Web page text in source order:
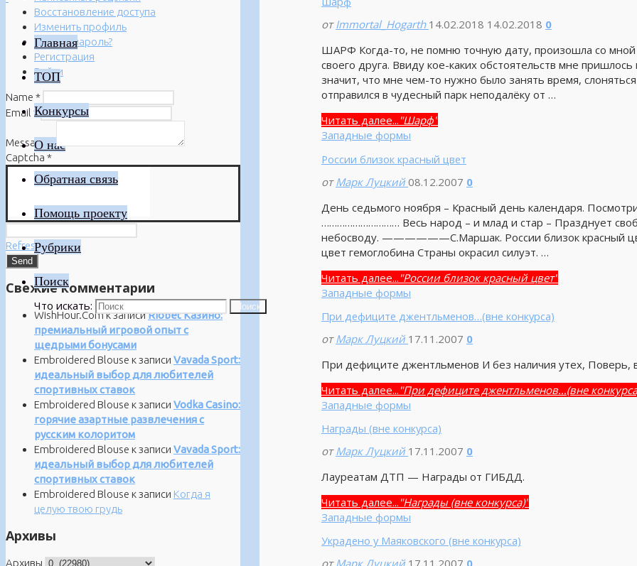
Главная
ТОП
Конкурсы
О нас
Обратная связь
Помощь проекту
Рубрики
Поиск
Что искать: Поиск
от Immortal_Hogarth 14.02.2018 14.02.2018 0
ШАРФ Когда-то, не помню точную дату, произошла со мной
своего друга. Ввиду кое-каких обстоятельств мне
значит, что мне чем-то нужно было занять время,
отправился в чудесный парк неподалёку от …
Читать далее... "Шарф"
Западные формы
России близок красный цвет
от Марк Луцкий 08.12.2007 0
День седьмого ноября – Красный день календаря.
………………………… Весь народ – и млад и стар – Празднует
небосводу. ——————С.Маршак. России близок красный
цвет гемоглобина Страны окрасил силуэт. …
Читать далее... "России близок красный цвет"
Западные формы
При дефиците джентльменов…(вне конкурса)
от Марк Луцкий 17.11.2007 0
При дефиците джентльменов И без наличия утех, Поверь,
Читать далее... "При дефиците джентльменов…(вне
Западные формы
Награды (вне конкурса)
от Марк Луцкий 17.11.2007 0
Лауреатам ДТП — Награды от ГИБДД.
Читать далее... "Награды (вне конкурса)"
Западные формы
Украдено у Маяковского (вне конкурса)
Восстановление доступа
Изменить профиль
Забыли пароль?
Регистрация
Войти
Name *
Email *
Message*
Captcha *
Refresh
Свежие комментарии
WishHour.Comк записиRiobet Казино:
премиальный игровой опыт с
щедрыми бонусами
Embroidered Blouse к записи Vavada Sport:
идеальный выбор для любителей
спортивных ставок
Embroidered Blouse к записи Vodka Casino:
горячие азартные развлечения с
русским колоритом
Embroidered Blouse к записи Vavada Sport:
идеальный выбор для любителей
спортивных ставок
Embroidered Blouse к записи Когда я
целую твою грудь
Архивы
Архивы